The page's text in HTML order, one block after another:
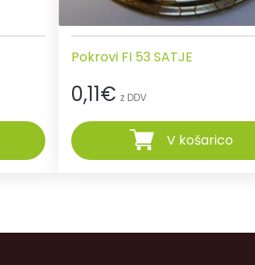
Pokrovi FI 53 SATJE
0,11€ z DDV
V košarico